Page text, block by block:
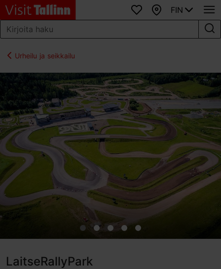
SuosikitKartta
FIN
Urheilu ja seikkailu
LaitseRallyPark